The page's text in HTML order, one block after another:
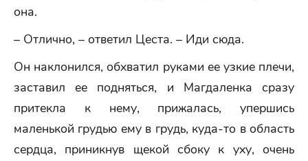
она.
– Отлично, – ответил Цеста. – Иди сюда.
Он наклонился, обхватил руками ее узкие плечи,
заставил ее подняться, и Магдаленка сразу
притекла к нему, прижалась, упершись
маленькой грудью ему в грудь, куда-то в область
сердца, приникнув щекой сбоку к уху, очень